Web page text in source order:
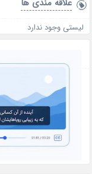
علاقه‌ مندی ها
لیستی وجود ندارد